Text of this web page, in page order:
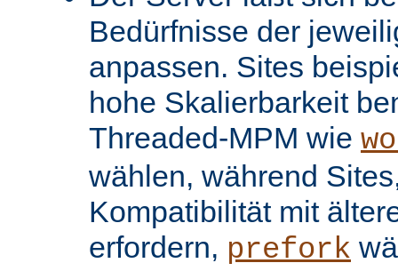
Bedürfnisse der
anpassen. Sites
hohe Skalierbarkeit
Threaded-MPM wie
wählen, während
Kompatibilität mit
erfordern, prefork